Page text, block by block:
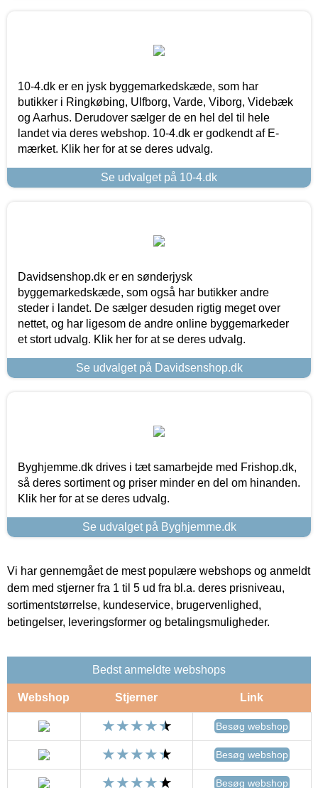
10-4.dk er en jysk byggemarkedskæde, som har
butikker i Ringkøbing, Ulfborg, Varde, Viborg, Videbæk
og Aarhus. Derudover sælger de en hel del til hele
landet via deres webshop. 10-4.dk er godkendt af E-
mærket. Klik her for at se deres udvalg.
Se udvalget på 10-4.dk
Davidsenshop.dk er en sønderjysk
byggemarkedskæde, som også har butikker andre
steder i landet. De sælger desuden rigtig meget over
nettet, og har ligesom de andre online byggemarkeder
et stort udvalg. Klik her for at se deres udvalg.
Se udvalget på Davidsenshop.dk
Byghjemme.dk drives i tæt samarbejde med Frishop.dk,
så deres sortiment og priser minder en del om hinanden.
Klik her for at se deres udvalg.
Se udvalget på Byghjemme.dk
Vi har gennemgået de mest populære webshops og anmeldt
dem med stjerner fra 1 til 5 ud fra bl.a. deres prisniveau,
sortimentstørrelse, kundeservice, brugervenlighed,
betingelser, leveringsformer og betalingsmuligheder.
Bedst anmeldte webshops
Webshop Stjerner Link
Besøg webshop
Besøg webshop
Besøg webshop